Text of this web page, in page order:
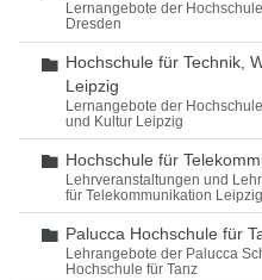
Lernangebote der
Dresden
Ordner
Hochschule für Technik,
Leipzig
Lernangebote der
und Kultur Leipzig
Ordner
Hochschule für
Lehrveranstaltungen und
für Telekommunikation Leipzig
Ordner
Palucca Hochschule für
Lehrangebote der Palucca
Hochschule für Tanz